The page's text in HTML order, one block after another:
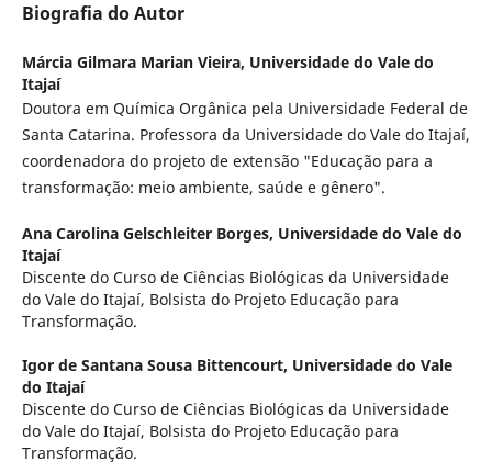
Biografia do Autor
Márcia Gilmara Marian Vieira, Universidade do Vale do
Itajaí
Doutora em Química Orgânica pela Universidade Federal de
Santa Catarina. Professora da Universidade do Vale do Itajaí,
coordenadora do projeto de extensão "Educação para a
transformação: meio ambiente, saúde e gênero".
Ana Carolina Gelschleiter Borges, Universidade do Vale do
Itajaí
Discente do Curso de Ciências Biológicas da Universidade
do Vale do Itajaí, Bolsista do Projeto Educação para
Transformação.
Igor de Santana Sousa Bittencourt, Universidade do Vale
do Itajaí
Discente do Curso de Ciências Biológicas da Universidade
do Vale do Itajaí, Bolsista do Projeto Educação para
Transformação.